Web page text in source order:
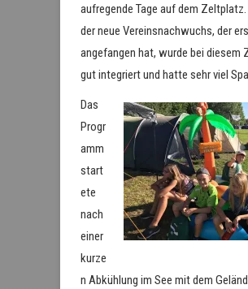
aufregende Tage auf dem
der neue Vereinsnachwuchs, der
angefangen hat, wurde bei diesem
gut integriert und hatte sehr viel
Das
Progr
amm
start
ete
nach
einer
kurze
n Abkühlung im See mit dem